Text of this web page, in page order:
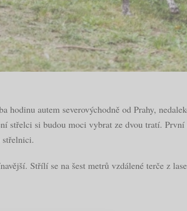
autem severovýchodně od Prahy,
střelci si budou moci vybrat ze dvou tratí.
střelnici.
Střílí se na šest metrů vzdálené terče z